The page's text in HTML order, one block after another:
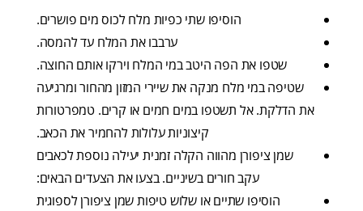
הוסיפו שתי כפיות מלח לכוס מים פושרים.
ערבבו את המלח עד להמסה.
שטפו את הפה היטב במי המלח וירקו אותם החוצה.
שטיפה במי מלח מנקה את שיירי המזון מהחור ומרגיעה
את הדלקת. אל תשטפו במים חמים או קרים. טמפרטורות
קיצוניות עלולות להחמיר את הכאב.
שמן ציפורן מהווה הקלה זמנית יעילה נוספת לכאבים
עקב חורים בשיניים. בצעו את הצעדים הבאים:
הוסיפו שתיים או שלוש טיפות שמן ציפורן לספוגית